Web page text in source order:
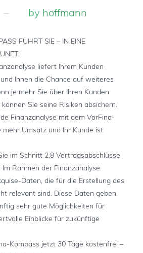
by hoffmann
FÜHRT SIE – IN EINE
liefert Ihrem Kunden
Ihnen die Chance auf weiteres
je mehr Sie über Ihren Kunden
Sie seine Risiken absichern.
Finanzanalyse mit dem VorFina-
mehr Umsatz und Ihr Kunde ist
im Schnitt 2,8 Vertragsabschlüsse
Rahmen der Finanzanalyse
Daten, die für die Erstellung des
relevant sind. Diese Daten geben
sehr gute Möglichkeiten für
Einblicke für zukünftige
Kompass jetzt 30 Tage kostenfrei –